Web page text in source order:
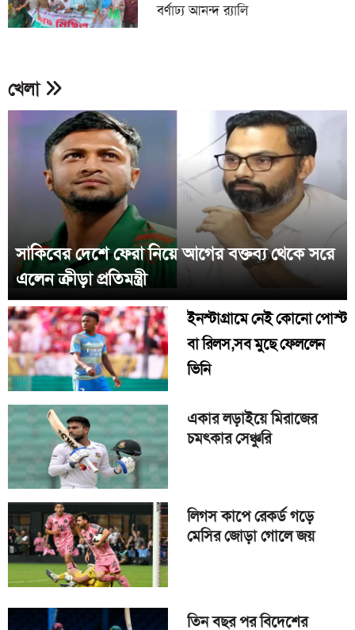
বর্ণাঢ্য আনন্দ র‍্যালি
খেলা
তিন বছর পর বিদেশের
সাকিবের দেশে ফেরা নিয়ে আগের বক্তব্য থেকে সরে
এলেন ক্রীড়া প্রতিমন্ত্রী
ইনস্টাগ্রামে নেই কোনো পোস্ট
বা রিলস,সব মুছে ফেললেন
ভিনি
একার লড়াইয়ে মিরাজের
চমৎকার সেঞ্চুরি
লিগস কাপে রেকর্ড গড়ে
মেসির জোড়া গোলে জয়